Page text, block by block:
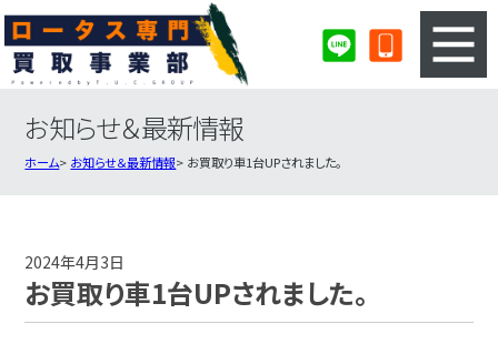
3ステップのカンタン査定
ロータス買取実績
お知らせ＆最新情報
ホーム お知らせ＆最新情報 お買取り車1台UPされました。
2024年4月3日
お買取り車1台UPされました。